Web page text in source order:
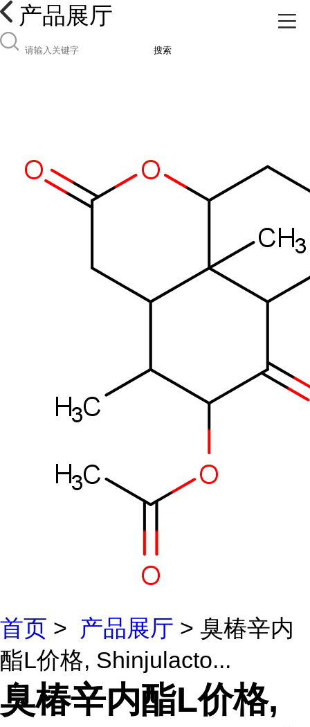
产品展厅
搜索
首页 > 产品展厅 > 臭椿辛内
酯L价格, Shinjulacto...
臭椿辛内酯L价格,